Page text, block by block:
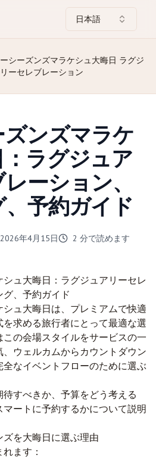
日本語
シーズンズマラケシュ大晦日 ラグジ
ーセレブレーション
ンズマラケ
ラグジュア
ーション、
予約ガイド
2026年4月15日 2 分で読めます
シュ大晦日：ラグジュアリーセレ
、予約ガイド
ュ大晦日は、プレミアムで快適
求める旅行者にとって最適な選
の会場スタイルをサービスの一
ウェルカムからカウントダウン
全なイベントフローのために選ぶ
すべきか、予算をどう考える
ートに予約するかについて説明
を大晦日に選ぶ理由
ます：